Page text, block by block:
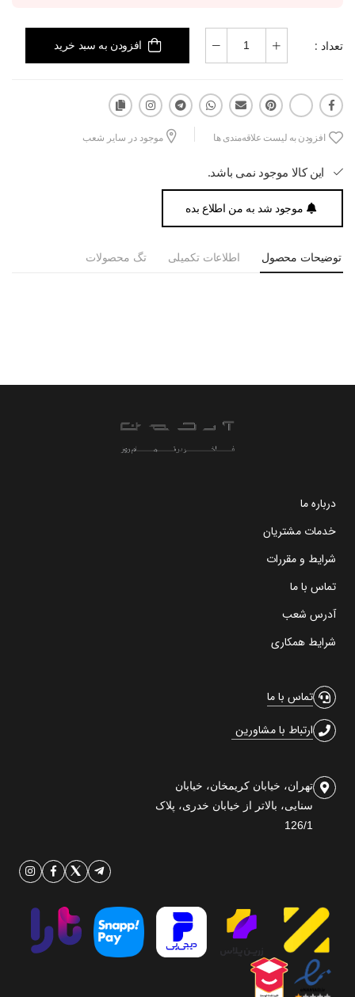
تعداد : افزودن به سبد خرید
افزودن به لیست علاقه‌مندی ها موجود در سایر شعب
این کالا موجود نمی باشد.
موجود شد به من اطلاع بده
توضیحات محصول اطلاعات تکمیلی تگ محصولات
درباره ما
خدمات مشتریان
شرایط و مقررات
تماس با ما
آدرس شعب
شرایط همکاری
تماس با ما
ارتباط با مشاورین
تهران، خیابان کریمخان، خیابان
سنایی، بالاتر از خیابان خدری، پلاک
126/1